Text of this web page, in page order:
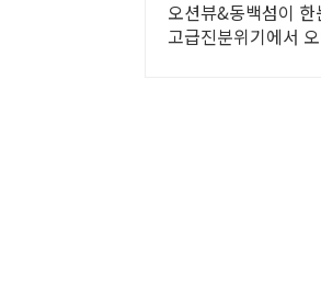
오션뷰&동백섬이
고급진분위기에서